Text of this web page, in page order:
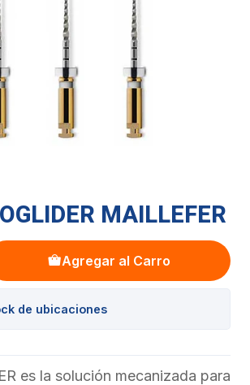
MAILLEFER
Agregar al Carro
de ubicaciones
es la solución mecanizada para